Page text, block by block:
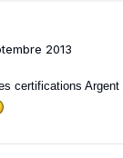
2013
certifications